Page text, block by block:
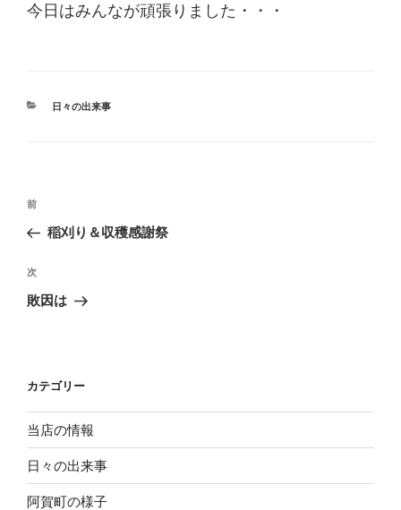
今日はみんなが頑張りました・・・
カ
日々の出来事
投
ビ
ゲ
ン
過
去
投
稿
前
稲刈り＆収穫感謝祭
次
の
次
敗因は
カテゴリー
当店の情報
日々の出来事
阿賀町の様子